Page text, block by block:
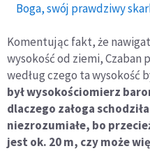
Boga, swój prawdziwy
Komentując fakt, że
wysokość od ziemi, Czaban
według czego ta wysokość
był wysokościomierz
dlaczego załoga
niezrozumiałe, bo
jest ok. 20 m, czy może